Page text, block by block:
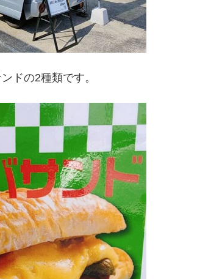
ドの2種類です。